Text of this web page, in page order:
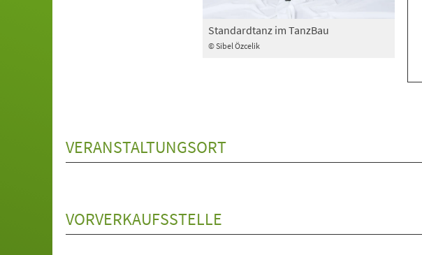
© Sibel Özcelik
Standardtanz im TanzBau
VERANSTALTUNGSORT
VORVERKAUFSSTELLE